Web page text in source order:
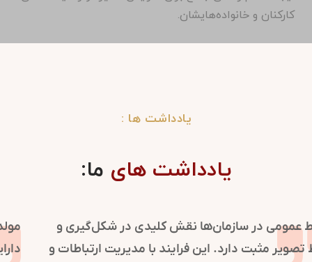
کارکنان و خانواده‌هایشان.
یادداشت ها :
یادداشت های ما:
روابط عمومی در سازمان‌ها نقش کلیدی در شکل‌گیری و
حفظ تصویر مثبت دارد. این فرایند با مدیریت ارتباطات و